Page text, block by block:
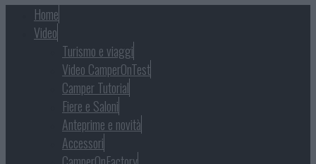
Home
Video
Turismo e viaggi
Video CamperOnTest
Camper Tutorial
Fiere e Saloni
Anteprime e novità
Accessori